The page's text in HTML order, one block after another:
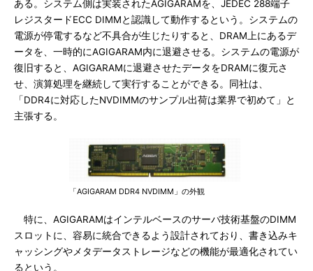
ある。システム側は実装されたAGIGARAMを、JEDEC 288端子
レジスタードECC DIMMと認識して動作するという。システムの
電源が停電するなど不具合が生じたりすると、DRAM上にあるデ
ータを、一時的にAGIGARAM内に退避させる。システムの電源が
復旧すると、AGIGARAMに退避させたデータをDRAMに復元さ
せ、演算処理を継続して実行することができる。同社は、
「DDR4に対応したNVDIMMのサンプル出荷は業界で初めて」と
主張する。
「AGIGARAM DDR4 NVDIMM」の外観
特に、AGIGARAMはインテルベースのサーバ技術基盤のDIMM
スロットに、容易に統合できるよう設計されており、書き込みキ
ャッシングやメタデータストレージなどの機能が最適化されてい
るという。